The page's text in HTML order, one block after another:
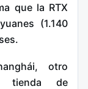
que la RTX
(1.140
otro
tienda de